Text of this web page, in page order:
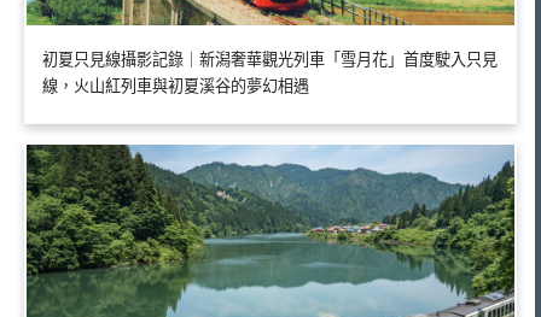
初夏只見線攝影記錄｜新潟奢華觀光列車「雪月花」首度駛入只見
線，火山紅列車與初夏溪谷的夢幻相遇